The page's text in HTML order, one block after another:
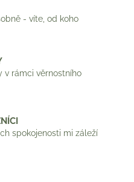
- víte, od koho
v rámci věrnostního
spokojenosti mi záleží